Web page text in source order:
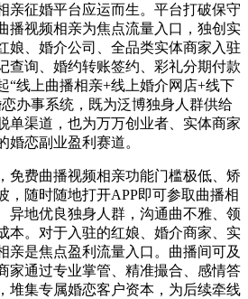
亲征婚平台应运而生。平台打破保守
播视频相亲为焦点流量入口，独创实
娘、婚介公司、全品类实体商家入驻
查询、婚约转账签约、彩礼分期付款
“线上曲播相亲+线上婚介网店+线下
办事系统，既为泛博独身人群供给
单渠道，也为万万创业者、实体商家
婚恋副业盈利赛道。
费曲播视频相亲功能门槛极低、矫
，随时随地打开APP即可参取曲播相
异地优良独身人群，沟通曲不雅、领
本。对于入驻的红娘、婚介商家、实
亲是焦点盈利流量入口。曲播间可及
家通过专业掌管、精准撮合、感情答
堆集专属婚恋客户资本，为后续牵线